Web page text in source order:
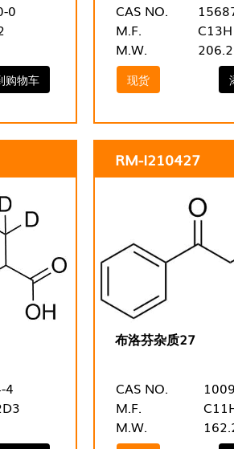
0
购物车
CAS NO.
M.F.
M.W.
现货
4
RM-I210427
布洛芬杂质27
CAS NO.
M.F.
M.W.